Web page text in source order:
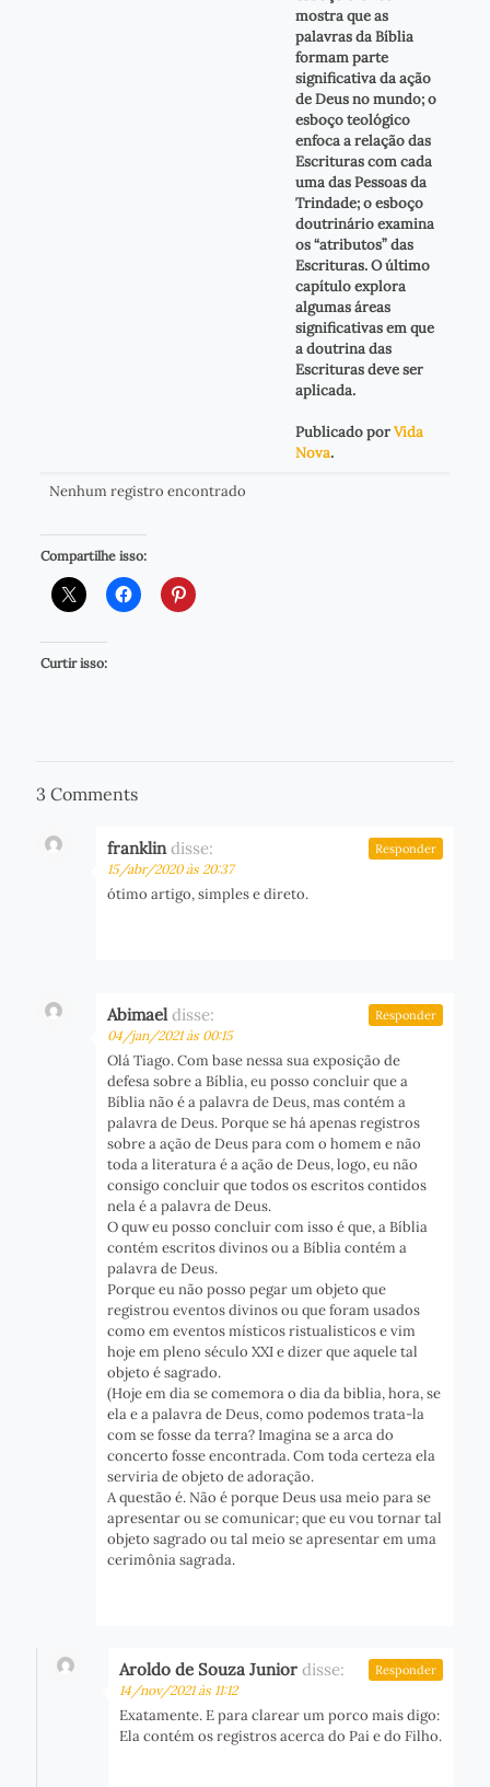
mostra que as
palavras da Bíblia
formam parte
significativa da ação
de Deus no mundo; o
esboço teológico
enfoca a relação das
Escrituras com cada
uma das Pessoas da
Trindade; o esboço
doutrinário examina
os “atributos” das
Escrituras. O último
capítulo explora
algumas áreas
significativas em que
a doutrina das
Escrituras deve ser
aplicada.
Publicado porVida
Nova.
Nenhum registro encontrado
Compartilhe isso:
Curtir isso:
3 Comments
franklin disse:
15/abr/2020 às 20:37
ótimo artigo, simples e direto.
Responder
Abimael disse:
04/jan/2021 às 00:15
Olá Tiago. Com base nessa sua exposição de
defesa sobre a Bíblia, eu posso concluir que a
Bíblia não é a palavra de Deus, mas contém a
palavra de Deus. Porque se há apenas registros
sobre a ação de Deus para com o homem e não
toda a literatura é a ação de Deus, logo, eu não
consigo concluir que todos os escritos contidos
nela é a palavra de Deus.
O quw eu posso concluir com isso é que, a Bíblia
contém escritos divinos ou a Bíblia contém a
palavra de Deus.
Porque eu não posso pegar um objeto que
registrou eventos divinos ou que foram usados
como em eventos místicos ristualisticos e vim
hoje em pleno século XXI e dizer que aquele tal
objeto é sagrado.
(Hoje em dia se comemora o dia da biblia, hora, se
ela e a palavra de Deus, como podemos trata-la
com se fosse da terra? Imagina se a arca do
concerto fosse encontrada. Com toda certeza ela
serviria de objeto de adoração.
A questão é. Não é porque Deus usa meio para se
apresentar ou se comunicar; que eu vou tornar tal
objeto sagrado ou tal meio se apresentar em uma
cerimônia sagrada.
Responder
Aroldo de Souza Junior disse:
14/nov/2021 às 11:12
Exatamente. E para clarear um porco mais digo:
Ela contém os registros acerca do Pai e do Filho.
Responder